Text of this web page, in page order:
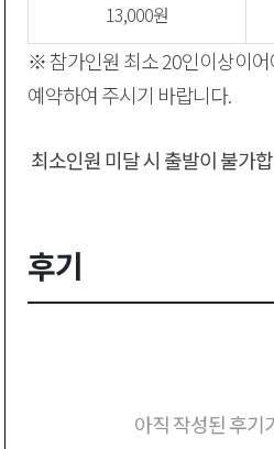
13,000원
※ 참가인원 최소 20인이상이어
예약하여 주시기 바랍니다.
최소인원 미달 시 출발이 불가
후기
아직 작성된 후기